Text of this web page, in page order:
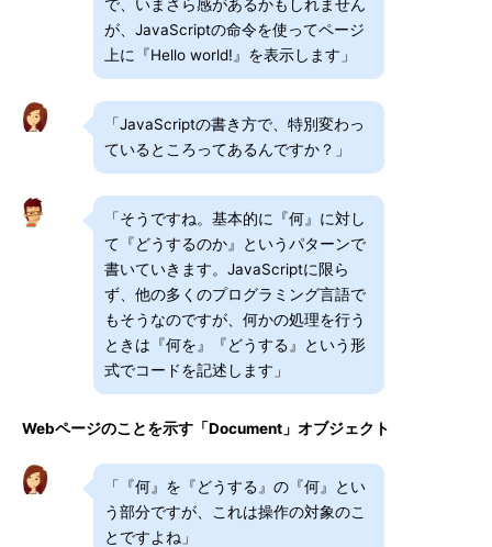
で、いまさら感があるかもしれません
が、JavaScriptの命令を使ってページ
上に『Hello world!』を表示します」
「JavaScriptの書き方で、特別変わっ
ているところってあるんですか？」
「そうですね。基本的に『何』に対し
て『どうするのか』というパターンで
書いていきます。JavaScriptに限ら
ず、他の多くのプログラミング言語で
もそうなのですが、何かの処理を行う
ときは『何を』『どうする』という形
式でコードを記述します」
Webページのことを示す「Document」オブジェクト
「『何』を『どうする』の『何』とい
う部分ですが、これは操作の対象のこ
とですよね」